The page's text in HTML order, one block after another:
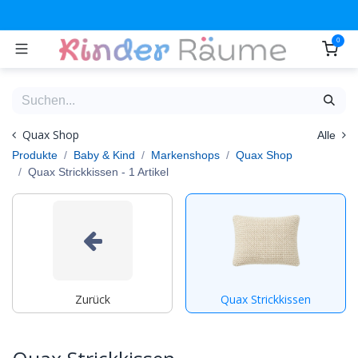
0
Quax Shop
Alle
Produkte
Baby & Kind Markenshops
Quax Shop
Quax Strickkissen - 1 Artikel
Zurück Quax Strickkissen